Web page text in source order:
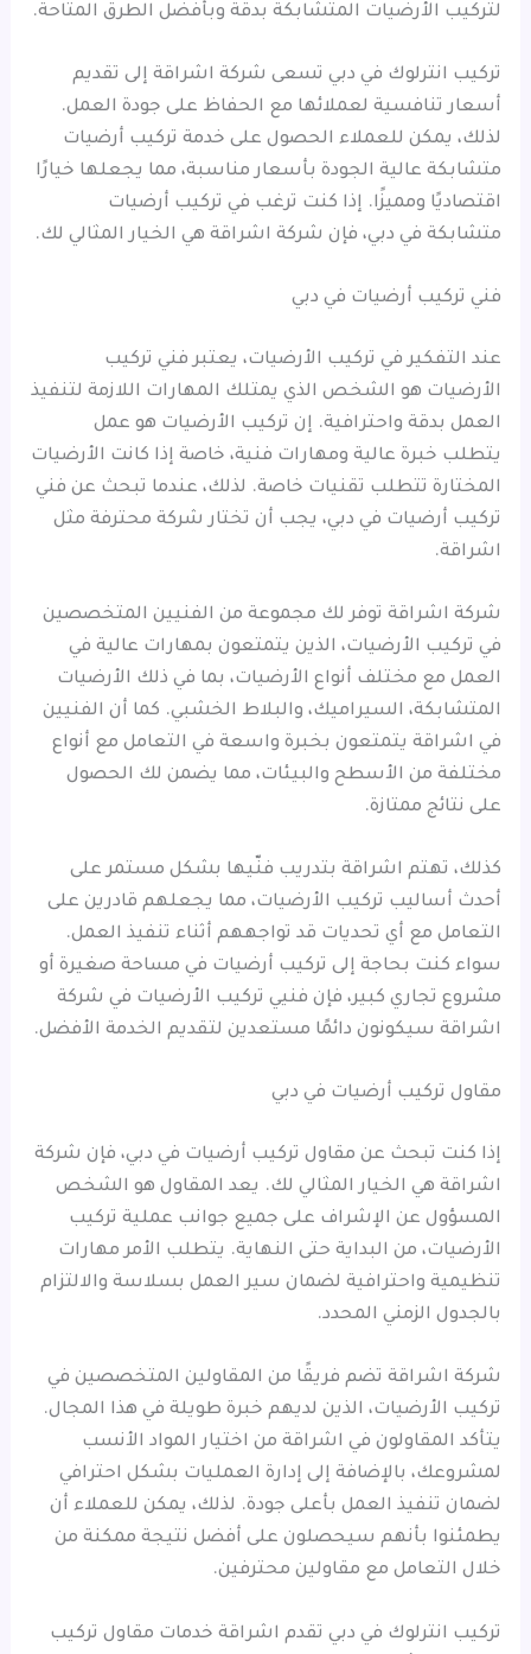
لتركيب الأرضيات المتشابكة بدقة وبأفضل الطرق المتاحة.
تركيب انترلوك في دبي تسعى شركة اشراقة إلى تقديم
أسعار تنافسية لعملائها مع الحفاظ على جودة العمل.
لذلك، يمكن للعملاء الحصول على خدمة تركيب أرضيات
متشابكة عالية الجودة بأسعار مناسبة، مما يجعلها خيارًا
اقتصاديًا ومميزًا. إذا كنت ترغب في تركيب أرضيات
متشابكة في دبي، فإن شركة اشراقة هي الخيار المثالي لك.
فني تركيب أرضيات في دبي
عند التفكير في تركيب الأرضيات، يعتبر فني تركيب
الأرضيات هو الشخص الذي يمتلك المهارات اللازمة لتنفيذ
العمل بدقة واحترافية. إن تركيب الأرضيات هو عمل
يتطلب خبرة عالية ومهارات فنية، خاصة إذا كانت الأرضيات
المختارة تتطلب تقنيات خاصة. لذلك، عندما تبحث عن فني
تركيب أرضيات في دبي، يجب أن تختار شركة محترفة مثل
اشراقة.
شركة اشراقة توفر لك مجموعة من الفنيين المتخصصين
في تركيب الأرضيات، الذين يتمتعون بمهارات عالية في
العمل مع مختلف أنواع الأرضيات، بما في ذلك الأرضيات
المتشابكة، السيراميك، والبلاط الخشبي. كما أن الفنيين
في اشراقة يتمتعون بخبرة واسعة في التعامل مع أنواع
مختلفة من الأسطح والبيئات، مما يضمن لك الحصول
على نتائج ممتازة.
كذلك، تهتم اشراقة بتدريب فنّيها بشكل مستمر على
أحدث أساليب تركيب الأرضيات، مما يجعلهم قادرين على
التعامل مع أي تحديات قد تواجههم أثناء تنفيذ العمل.
سواء كنت بحاجة إلى تركيب أرضيات في مساحة صغيرة أو
مشروع تجاري كبير، فإن فنيي تركيب الأرضيات في شركة
اشراقة سيكونون دائمًا مستعدين لتقديم الخدمة الأفضل.
مقاول تركيب أرضيات في دبي
إذا كنت تبحث عن مقاول تركيب أرضيات في دبي، فإن شركة
اشراقة هي الخيار المثالي لك. يعد المقاول هو الشخص
المسؤول عن الإشراف على جميع جوانب عملية تركيب
الأرضيات، من البداية حتى النهاية. يتطلب الأمر مهارات
تنظيمية واحترافية لضمان سير العمل بسلاسة والالتزام
بالجدول الزمني المحدد.
شركة اشراقة تضم فريقًا من المقاولين المتخصصين في
تركيب الأرضيات، الذين لديهم خبرة طويلة في هذا المجال.
يتأكد المقاولون في اشراقة من اختيار المواد الأنسب
لمشروعك، بالإضافة إلى إدارة العمليات بشكل احترافي
لضمان تنفيذ العمل بأعلى جودة. لذلك، يمكن للعملاء أن
يطمئنوا بأنهم سيحصلون على أفضل نتيجة ممكنة من
خلال التعامل مع مقاولين محترفين.
تركيب انترلوك في دبي تقدم اشراقة خدمات مقاول تركيب